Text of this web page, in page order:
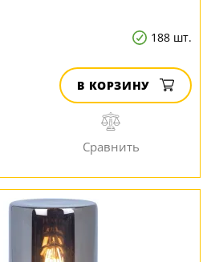
188 шт.
В КОРЗИНУ